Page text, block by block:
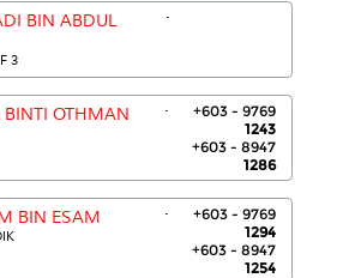
BIN ABDUL
3
.
OTHMAN .
+603 - 9769
1243
+603 - 8947
1286
BIN ESAM .
+603 - 9769
1294
+603 - 8947
1254